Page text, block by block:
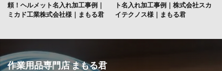
頼！ヘルメット名入れ加工事例｜
ミカド工業株式会社様｜まもる君
ト名入れ加工事例｜株式会社スカ
イテクノス様｜まもる君
作業用品専門店 まもる君